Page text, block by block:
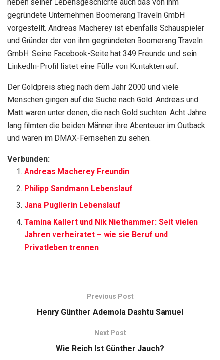
neben seiner Lebensgeschichte auch das von ihm
gegründete Unternehmen Boomerang Traveln GmbH
vorgestellt. Andreas Macherey ist ebenfalls Schauspieler
und Gründer der von ihm gegründeten Boomerang Traveln
GmbH. Seine Facebook-Seite hat 349 Freunde und sein
LinkedIn-Profil listet eine Fülle von Kontakten auf.
Der Goldpreis stieg nach dem Jahr 2000 und viele
Menschen gingen auf die Suche nach Gold. Andreas und
Matt waren unter denen, die nach Gold suchten. Acht Jahre
lang filmten die beiden Männer ihre Abenteuer im Outback
und waren im DMAX-Fernsehen zu sehen.
Verbunden:
Andreas Macherey Freundin
Philipp Sandmann Lebenslauf
Jana Puglierin Lebenslauf
Tamina Kallert und Nik Niethammer: Seit vielen
Jahren verheiratet – wie sie Beruf und
Privatleben trennen
Previous Post
Henry Günther Ademola Dashtu Samuel
Next Post
Wie Reich Ist Günther Jauch?